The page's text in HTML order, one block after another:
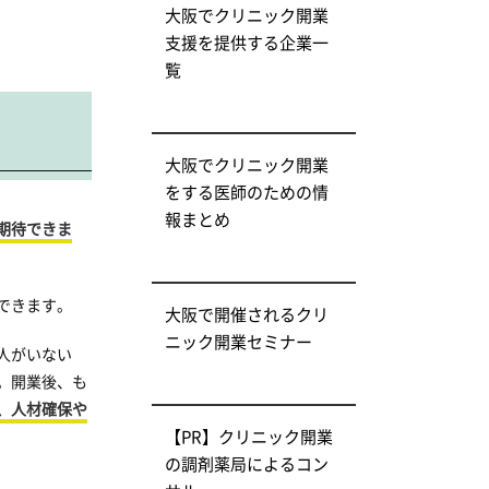
待できま
ます。
がいない
開業後、も
人材確保や
大阪でクリニック開業
支援を提供する企業一
覧
大阪でクリニック開業
をする医師のための情
報まとめ
大阪で開催されるクリ
ニック開業セミナー
【PR】クリニック開業
の調剤薬局によるコン